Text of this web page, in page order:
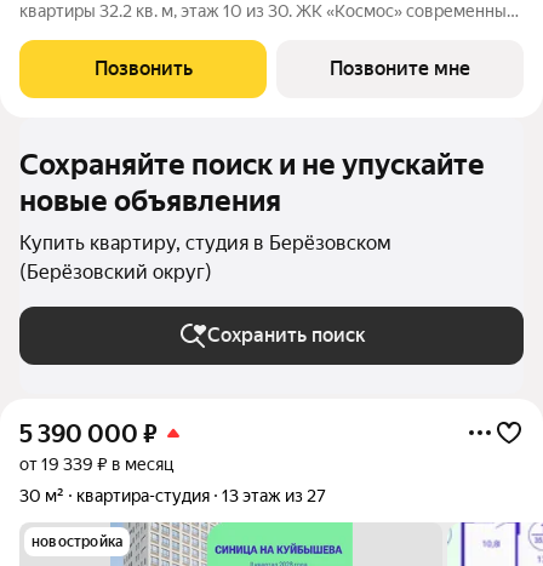
квартиры 32.2 кв. м, этаж 10 из 30. ЖК «Космос» современный
Проект объединяет восемь домов с выразительной
архитектурой и
Позвонить Позвоните мне
Сохраняйте поиск и не упускайте
новые объявления
Купить квартиру, студия в Берёзовском
(Берёзовский округ)
Сохранить поиск
5 390 000 ₽
от 19 339 ₽ в месяц
30 м²
квартира-студия 13 этаж из 27
новостройка